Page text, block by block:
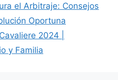
el Arbitraje: Consejos
Oportuna
2024 |
y Familia